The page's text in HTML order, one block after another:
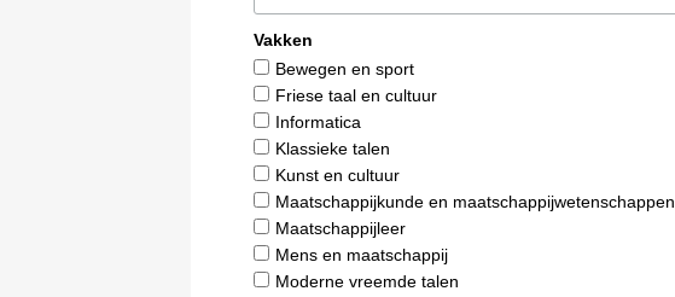
Vakken
Bewegen en sport
Friese taal en cultuur
Informatica
Klassieke talen
Kunst en cultuur
Maatschappijkunde en maatschappijwetenschappen
Maatschappijleer
Mens en maatschappij
Moderne vreemde talen